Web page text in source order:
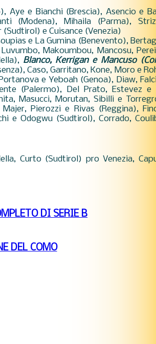
Aye e Bianchi (Brescia), Asencio e
(Modena), Mihaila (Parma),
e Cuisance (Venezia)
e La Gumina (Benevento),
Makoumbou, Mancosu,
Blanco, Kerrigan e Mancuso
Caso, Garritano, Kone, Moro e
e Yeboah (Genoa), Diaw,
(Palermo), Del Prato, Estevez e
Masucci, Morutan, Sibilli e
Pierozzi e Rivas (Reggina),
e Odogwu (Sudtirol), Corrado,
Curto (Sudtirol) pro Venezia,
DI SERIE B
DEL COMO